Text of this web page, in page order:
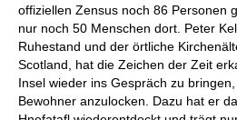
offiziellen Zensus noch 86 Personen
nur noch 50 Menschen dort. Peter
Ruhestand und der örtliche
Scotland, hat die Zeichen der Zeit
Insel wieder ins Gespräch zu
Bewohner anzulocken. Dazu hat er